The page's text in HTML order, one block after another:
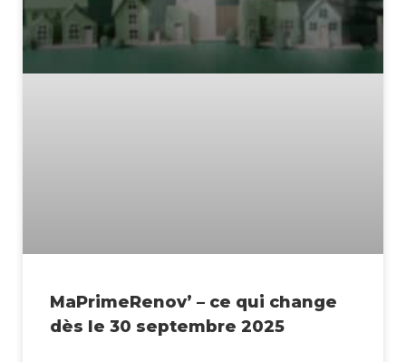
MaPrimeRenov’ – ce qui change
dès le 30 septembre 2025